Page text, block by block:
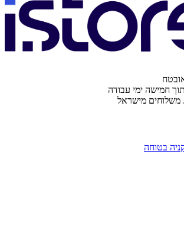
חמישה ימי עבודה
משלוחים מישראל
בטוחה